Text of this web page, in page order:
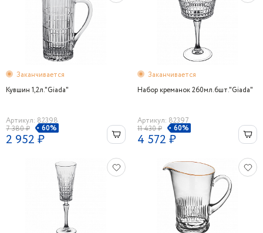
Заканчивается
Кувшин 1,2л."Giada"
Артикул: 82398
7 380 ₽
60%
2 952 ₽
Заканчивается
Набор креманок 260мл.6шт."Giada"
Артикул: 82397
11 430 ₽
60%
4 572 ₽